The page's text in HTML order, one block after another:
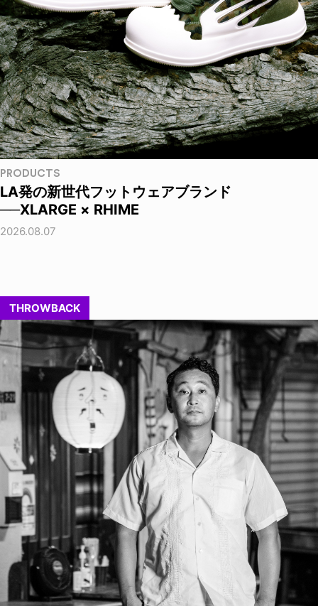
PRODUCTS
LA発の新世代フットウェアブランド
──XLARGE × RHIME
2026.08.07
THROWBACK